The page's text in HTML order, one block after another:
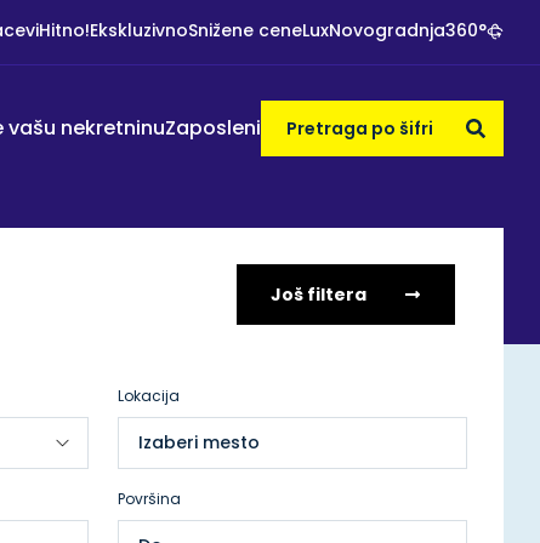
Hitno!EkskluzivnoSnižene ceneLuxNovogradnja360°
vašu nekretninuZaposleni
Još filtera
Lokacija
Izaberi mesto
Površina